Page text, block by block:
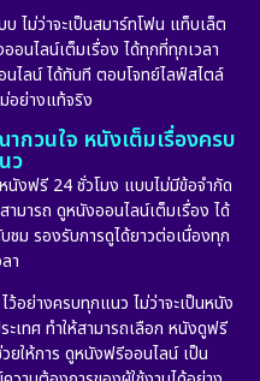
ไม่ว่าจะเป็นสมาร์ทโฟน แท็บเล็ต
อนไลน์เต็มเรื่อง ได้ทุกที่ทุกเวลา
ไลน์ ได้ทันที ตอบโจทย์ไลฟ์สไตล์
อย่างแท้จริง
กวนใจ หนังเต็มเรื่องครบ
ว
งฟรี 24 ชั่วโมง แบบไม่มีข้อจำกัด
มารถ ดูหนังออนไลน์เต็มเรื่อง ได้
ชม รองรับการดูได้ยาวต่อเนื่องทุก
า
อย่างครบทุกแนว ไม่ว่าจะเป็นหนัง
เทศ ทำให้สามารถเลือก หนังดูฟรี
ยให้การ ดูหนังฟรีออนไลน์ เป็น